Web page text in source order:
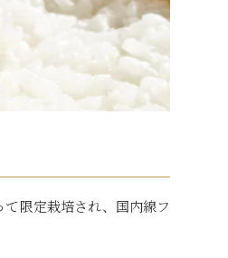
限定栽培され、国内線フ